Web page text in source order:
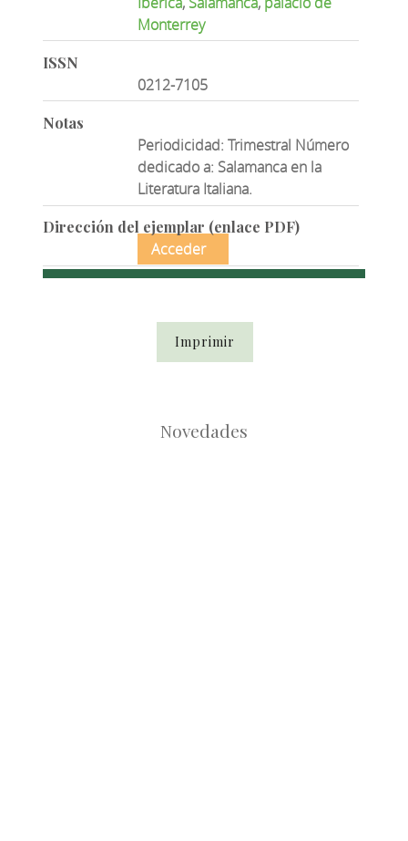
Monterrey
ISSN
0212-7105
Notas
Periodicidad: Trimestral Número
dedicado a: Salamanca en la
Literatura Italiana.
Dirección del ejemplar (enlace PDF)
Acceder
Imprimir
Novedades